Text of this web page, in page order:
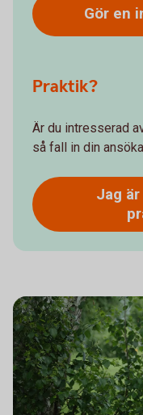
Gör en
Praktik?
Är du intresserad
så fall in din
Jag